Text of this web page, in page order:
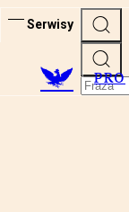
Serwisy
PRO